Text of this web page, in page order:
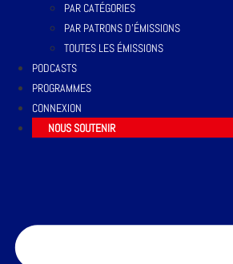
PAR CATÉGORIES
PAR PATRONS D’ÉMISSIONS
TOUTES LES ÉMISSIONS
PODCASTS
PROGRAMMES
CONNEXION
NOUS SOUTENIR